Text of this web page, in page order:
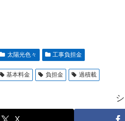
太陽光色々 工事負担金
基本料金 負担金 過積載